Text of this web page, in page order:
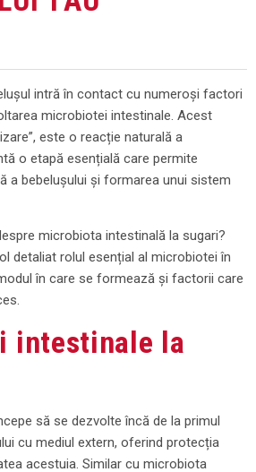
intră în contact cu numeroși factori
microbiotei intestinale. Acest
este o reacție naturală a
o etapă esențială care permite
a bebelușului și formarea unui sistem
microbiota intestinală la sugari?
detaliat rolul esențial al microbiotei în
în care se formează și factorii care
intestinale la
să se dezvolte încă de la primul
cu mediul extern, oferind protecția
acestuia. Similar cu microbiota